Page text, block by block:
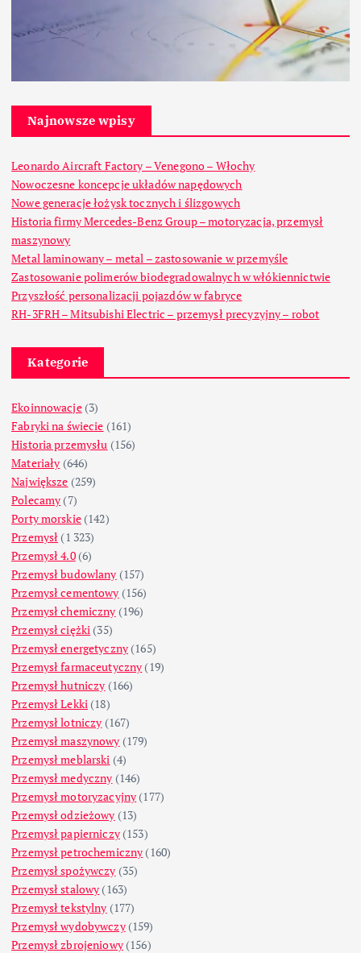
Najnowsze wpisy
Leonardo Aircraft Factory – Venegono – Włochy
Nowoczesne koncepcje układów napędowych
Nowe generacje łożysk tocznych i ślizgowych
Historia firmy Mercedes-Benz Group – motoryzacja, przemysł
maszynowy
Metal laminowany – metal – zastosowanie w przemyśle
Zastosowanie polimerów biodegradowalnych w włókiennictwie
Przyszłość personalizacji pojazdów w fabryce
RH-3FRH – Mitsubishi Electric – przemysł precyzyjny – robot
Kategorie
Ekoinnowacje(3)
Fabryki na świecie (161)
Historia przemysłu (156)
Materiały (646)
Największe (259)
Polecamy (7)
Porty morskie(142)
Przemysł (1 323)
Przemysł 4.0(6)
Przemysł budowlany (157)
Przemysł cementowy (156)
Przemysł chemiczny (196)
Przemysł ciężki (35)
Przemysł energetyczny (165)
Przemysł farmaceutyczny (19)
Przemysł hutniczy (166)
Przemysł Lekki (18)
Przemysł lotniczy (167)
Przemysł maszynowy (179)
Przemysł meblarski (4)
Przemysł medyczny (146)
Przemysł motoryzacyjny (177)
Przemysł odzieżowy (13)
Przemysł papierniczy(153)
Przemysł petrochemiczny (160)
Przemysł spożywczy (35)
Przemysł stalowy (163)
Przemysł tekstylny (177)
Przemysł wydobywczy(159)
Przemysł zbrojeniowy(156)